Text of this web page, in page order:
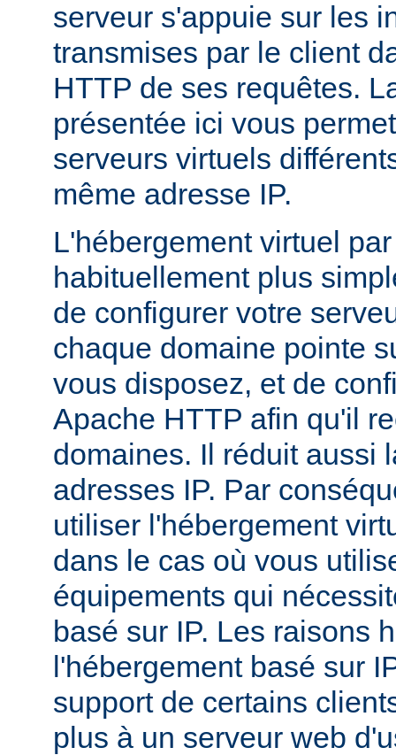
serveur s'appuie sur les
transmises par le client
HTTP de ses requêtes.
présentée ici vous
serveurs virtuels
même adresse IP.
L'hébergement virtuel
habituellement plus
de configurer votre
chaque domaine pointe
vous disposez, et de
Apache HTTP afin qu'il
domaines. Il réduit aussi
adresses IP. Par
utiliser l'hébergement
dans le cas où vous
équipements qui
basé sur IP. Les raisons
l'hébergement basé sur
support de certains
plus à un serveur web